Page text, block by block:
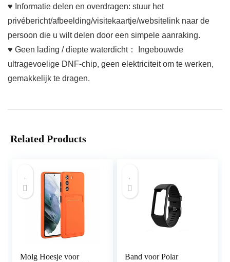
♥ Informatie delen en overdragen: stuur het
privébericht/afbeelding/visitekaartje/websitelink naar de
persoon die u wilt delen door een simpele aanraking.
♥ Geen lading / diepte waterdicht： Ingebouwde
ultragevoelige DNF-chip, geen elektriciteit om te werken,
gemakkelijk te dragen.
Related Products
Molg Hoesje voor
Band voor Polar